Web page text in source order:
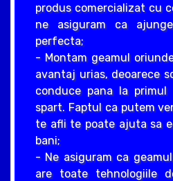
produs comercializat cu
ne asiguram ca
perfecta;
- Montam geamul
avantaj urias, deoarece
conduce pana la primul
spart. Faptul ca putem
te afli te poate ajuta sa
bani;
- Ne asiguram ca
are toate tehnologiile